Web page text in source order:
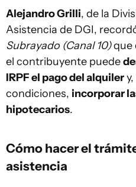
Alejandro Grilli, de la
Asistencia de DGI,
Subrayado (Canal 10)que
el contribuyente puede
IRPF el pago del alquiler
condiciones, incorporar
hipotecarios.
Cómo hacer el
asistencia